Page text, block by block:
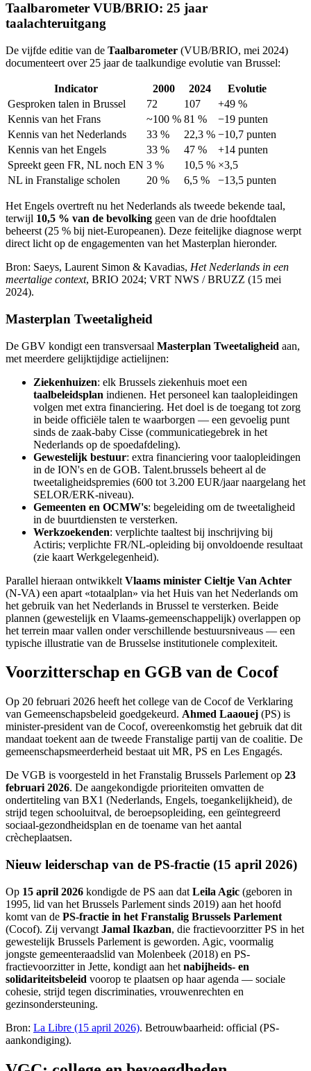
Taalbarometer VUB/BRIO: 25 jaar
taalachteruitgang
De vijfde editie van de Taalbarometer (VUB/BRIO, mei 2024)
documenteert over 25 jaar de taalkundige evolutie van Brussel:
Indicator 2000 2024
Evolutie
Gesproken talen in Brussel
72 107
+49 %
Kennis van het Frans
~100 % 81 %
−19 punten
Kennis van het Nederlands
33 % 22,3 % −10,7 punten
Kennis van het Engels
33 % 47 %
+14 punten
Spreekt geen FR, NL noch EN 3 % 10,5 % ×3,5
NL in Franstalige scholen
20 % 6,5 % −13,5 punten
Het Engels overtreft nu het Nederlands als tweede bekende taal,
terwijl 10,5 % van de bevolking geen van de drie hoofdtalen
beheerst (25 % bij niet-Europeanen). Deze feitelijke diagnose werpt
direct licht op de engagementen van het Masterplan hieronder.
Bron: Saeys, Laurent Simon & Kavadias, Het Nederlands in een
meertalige context, BRIO 2024; VRT NWS / BRUZZ (15 mei
2024).
Masterplan Tweetaligheid
De GBV kondigt een transversaal Masterplan Tweetaligheid aan,
met meerdere gelijktijdige actielijnen:
Ziekenhuizen: elk Brussels ziekenhuis moet een
taalbeleidsplan indienen. Het personeel kan taalopleidingen
volgen met extra financiering. Het doel is de toegang tot zorg
in beide officiële talen te waarborgen — een gevoelig punt
sinds de zaak-baby Cisse (communicatiegebrek in het
Nederlands op de spoedafdeling).
Gewestelijk bestuur: extra financiering voor taalopleidingen
in de ION's en de GOB. Talent.brussels beheert al de
tweetaligheidspremies (600 tot 3.200 EUR/jaar naargelang het
SELOR/ERK-niveau).
Gemeenten en OCMW's: begeleiding om de tweetaligheid
in de buurtdiensten te versterken.
Werkzoekenden: verplichte taaltest bij inschrijving bij
Actiris; verplichte FR/NL-opleiding bij onvoldoende resultaat
(zie kaart Werkgelegenheid).
Parallel hieraan ontwikkelt Vlaams minister Cieltje Van Achter
(N-VA) een apart «totaalplan» via het Huis van het Nederlands om
het gebruik van het Nederlands in Brussel te versterken. Beide
plannen (gewestelijk en Vlaams-gemeenschappelijk) overlappen op
het terrein maar vallen onder verschillende bestuursniveaus — een
typische illustratie van de Brusselse institutionele complexiteit.
Voorzitterschap en GGB van de Cocof
Op 20 februari 2026 heeft het college van de Cocof de Verklaring
van Gemeenschapsbeleid goedgekeurd. Ahmed Laaouej (PS) is
minister-president van de Cocof, overeenkomstig het gebruik dat dit
mandaat toekent aan de tweede Franstalige partij van de coalitie. De
gemeenschapsmeerderheid bestaat uit MR, PS en Les Engagés.
De VGB is voorgesteld in het Franstalig Brussels Parlement op 23
februari 2026. De aangekondigde prioriteiten omvatten de
ondertiteling van BX1 (Nederlands, Engels, toegankelijkheid), de
strijd tegen schooluitval, de beroepsopleiding, een geïntegreerd
sociaal-gezondheidsplan en de toename van het aantal
crècheplaatsen.
Nieuw leiderschap van de PS-fractie (15 april 2026)
Op 15 april 2026 kondigde de PS aan dat Leila Agic (geboren in
1995, lid van het Brussels Parlement sinds 2019) aan het hoofd
komt van de PS-fractie in het Franstalig Brussels Parlement
(Cocof). Zij vervangt Jamal Ikazban, die fractievoorzitter PS in het
gewestelijk Brussels Parlement is geworden. Agic, voormalig
jongste gemeenteraadslid van Molenbeek (2018) en PS-
fractievoorzitter in Jette, kondigt aan het nabijheids- en
solidariteitsbeleid voorop te plaatsen op haar agenda — sociale
cohesie, strijd tegen discriminaties, vrouwenrechten en
gezinsondersteuning.
Bron: La Libre (15 april 2026). Betrouwbaarheid: official (PS-
aankondiging).